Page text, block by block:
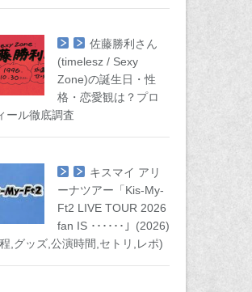
佐藤勝利さん
(timelesz / Sexy
Zone)の誕生日・性
格・恋愛観は？プロ
ール徹底調査
キスマイ アリ
ーナツアー「Kis-My-
Ft2 LIVE TOUR 2026
fan IS ･･････」(2026)
,グッズ,公演時間,セトリ,レポ)